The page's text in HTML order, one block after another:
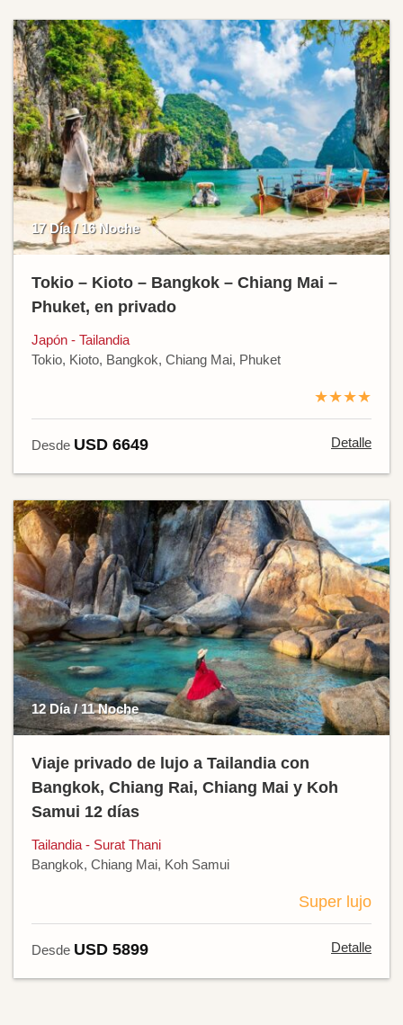
17 Día / 16 Noche
Tokio – Kioto – Bangkok – Chiang Mai –
Phuket, en privado
Japón - Tailandia
Tokio, Kioto, Bangkok, Chiang Mai, Phuket
★★★★
Desde USD 6649 Detalle
12 Día / 11 Noche
Viaje privado de lujo a Tailandia con
Bangkok, Chiang Rai, Chiang Mai y Koh
Samui 12 días
Tailandia - Surat Thani
Bangkok, Chiang Mai, Koh Samui
Super lujo
Desde USD 5899 Detalle